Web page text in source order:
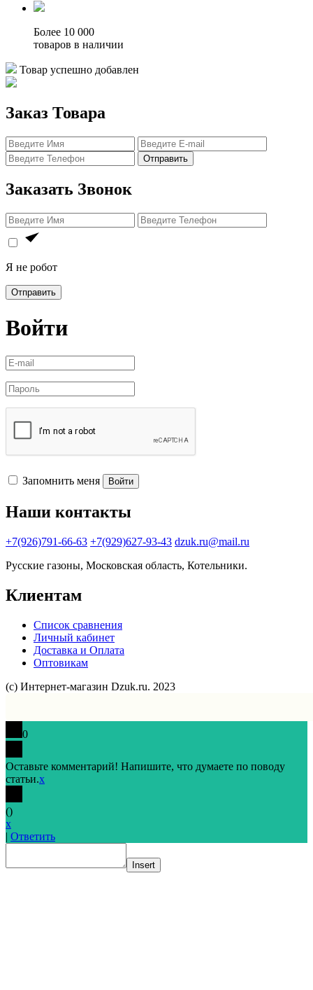
Более 10 000
товаров в наличии
Товар успешно добавлен
Заказ Товара
Отправить
Заказать Звонок
Я не робот
Отправить
Войти
Запомнить меня Войти
Наши контакты
+7(926)791-66-63 +7(929)627-93-43 dzuk.ru@mail.ru
Русские газоны, Московская область, Котельники.
Клиентам
Список сравнения
Личный кабинет
Доставка и Оплата
Оптовикам
(с) Интернет-магазин Dzuk.ru. 2023
0
Оставьте комментарий! Напишите, что думаете по поводу
статьи.x
()
x
| Ответить
Insert